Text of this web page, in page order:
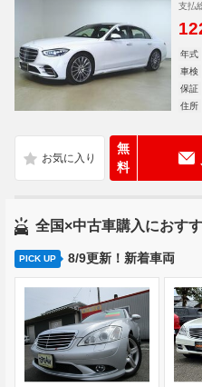
支払
年式
車検
保証
住所
無
料
全国×中古車購入におす
PICK UP 8/9更新！新着車両